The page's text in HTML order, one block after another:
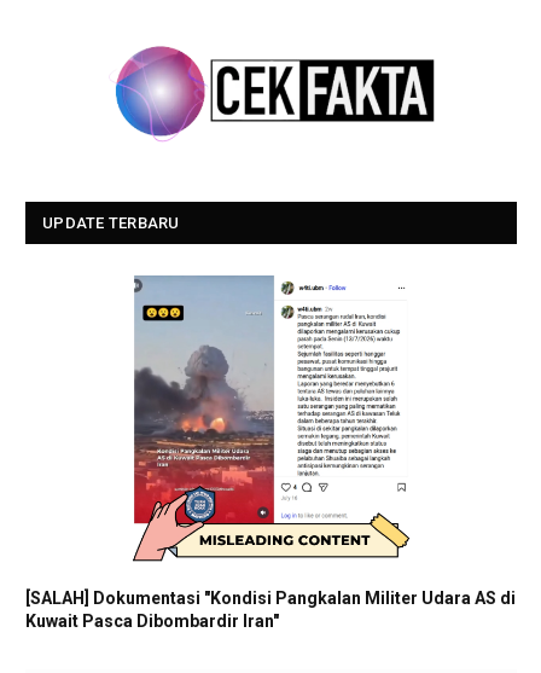
UPDATE TERBARU
[SALAH] Dokumentasi "Kondisi Pangkalan Militer Udara AS di
Kuwait Pasca Dibombardir Iran"